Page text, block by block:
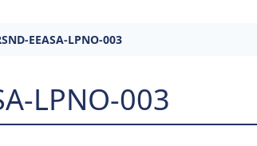
EEASA-LPNO-003
LPNO-003